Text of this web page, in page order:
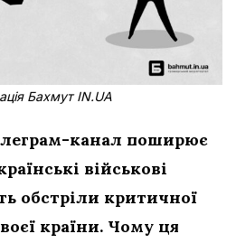
Бахмут IN.UA
канал поширює
військові
обстріли критичної
країни. Чому ця